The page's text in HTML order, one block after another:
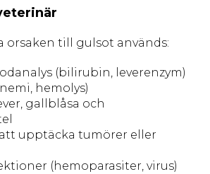
orsaken till gulsot används:
(bilirubin, leverenzym)
hemolys)
gallblåsa och
upptäcka tumörer eller
(hemoparasiter, virus)